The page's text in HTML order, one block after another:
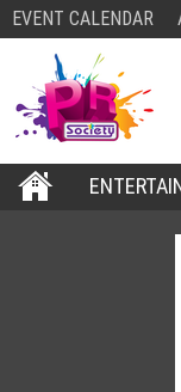
EVENT CALENDAR